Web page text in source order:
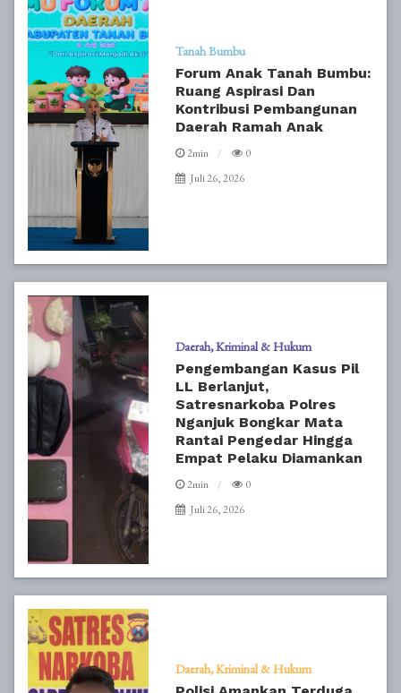
Tanah Bumbu
Forum Anak Tanah Bumbu:
Ruang Aspirasi Dan
Kontribusi Pembangunan
Daerah Ramah Anak
2min
0
Juli 26, 2026
Daerah Kriminal & Hukum
Pengembangan Kasus Pil
LL Berlanjut,
Satresnarkoba Polres
Nganjuk Bongkar Mata
Rantai Pengedar Hingga
Empat Pelaku Diamankan
2min
0
Juli 26, 2026
Daerah Kriminal & Hukum